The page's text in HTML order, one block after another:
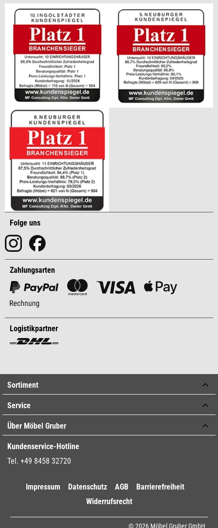
Folge uns
Zahlungsarten
Logistikpartner
Sortiment
Service
Über Möbel Gruber
Kundenservice-Hotline
Tel. +49 8458 32720
Impressum Datenschutz AGB
Barrierefreiheit
Widerrufsrecht
© 2026 Möbel Gruber GmbH